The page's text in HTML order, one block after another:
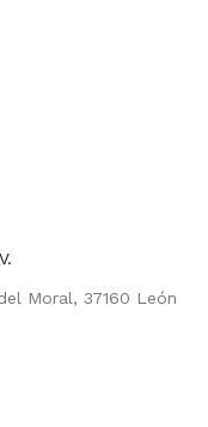
Moral, 37160 León